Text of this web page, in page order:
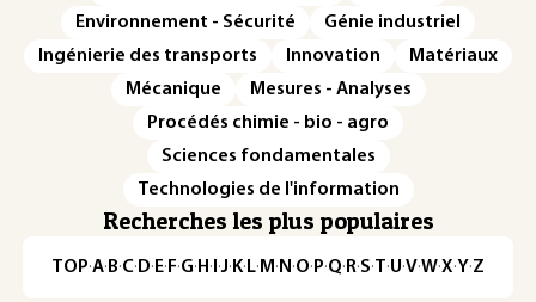
Environnement - Sécurité
Génie industriel
Ingénierie des transports
Innovation
Matériaux
Mécanique
Mesures - Analyses
Procédés chimie - bio - agro
Sciences fondamentales
Technologies de l'information
Recherches les plus populaires
TOP·A·B·C· D· E· F·G· H · ·J· K· L· M · N ·O· P·Q· R·S·T·U·V·W·X·Y·Z